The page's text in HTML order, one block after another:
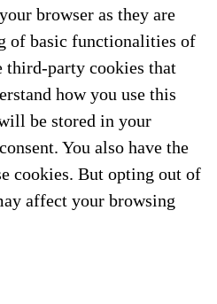
browser as they are
of basic functionalities of
third-party cookies that
how you use this
be stored in your
You also have the
cookies. But opting out of
affect your browsing